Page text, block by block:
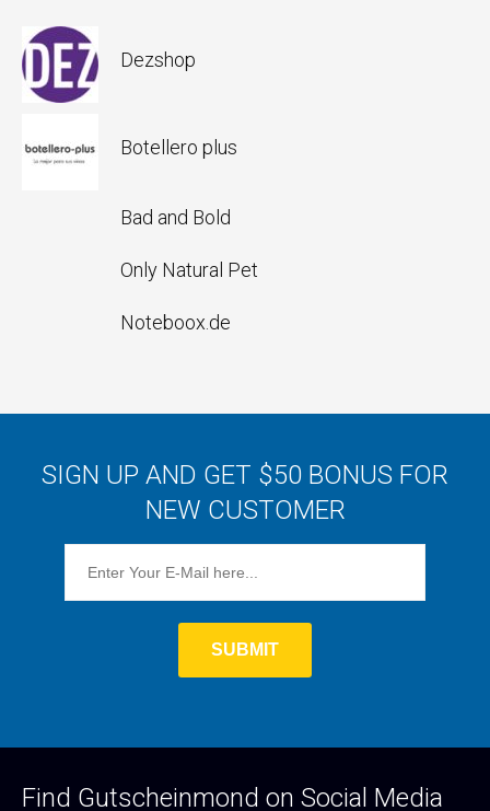
Dezshop
Botellero plus
Bad and Bold
Only Natural Pet
Noteboox.de
SIGN UP AND GET $50 BONUS FOR
NEW CUSTOMER
Find Gutscheinmond on Social Media